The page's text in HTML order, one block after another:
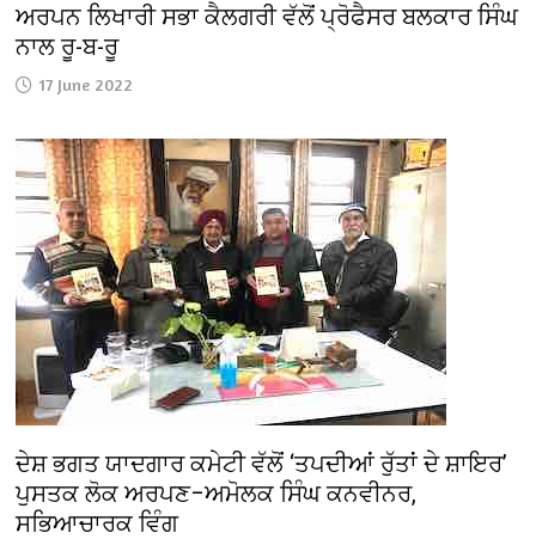
ਅਰਪਨ ਲਿਖਾਰੀ ਸਭਾ ਕੈਲਗਰੀ ਵੱਲੋਂ ਪ੍ਰੋਫੈਸਰ ਬਲਕਾਰ ਸਿੰਘ
ਨਾਲ ਰੂ-ਬ-ਰੂ
17 June 2022
ਦੇਸ਼ ਭਗਤ ਯਾਦਗਾਰ ਕਮੇਟੀ ਵੱਲੋਂ ‘ਤਪਦੀਆਂ ਰੁੱਤਾਂ ਦੇ ਸ਼ਾਇਰ’
ਪੁਸਤਕ ਲੋਕ ਅਰਪਣ–ਅਮੋਲਕ ਸਿੰਘ ਕਨਵੀਨਰ,
ਸਭਿਆਚਾਰਕ ਵਿੰਗ